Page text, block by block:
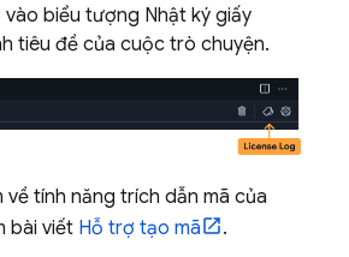
biểu tượng Nhật ký giấy
tiêu đề của cuộc trò chuyện.
về tính năng trích dẫn mã của
bài viết Hỗ trợ tạo mã .